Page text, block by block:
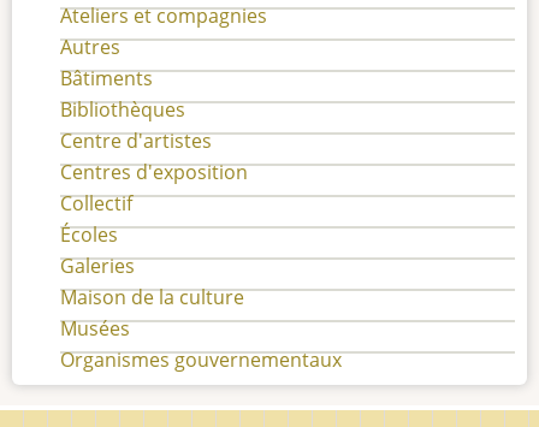
Ateliers et compagnies
Autres
Bâtiments
Bibliothèques
Centre d'artistes
Centres d'exposition
Collectif
Écoles
Galeries
Maison de la culture
Musées
Organismes gouvernementaux